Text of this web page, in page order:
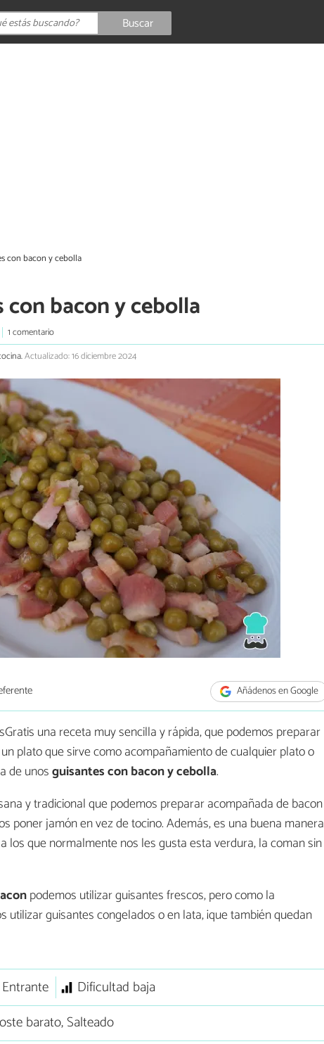
Buscar
con bacon y cebolla
con bacon y cebolla
1 comentario
Actualizado: 16 diciembre 2024
Añádenos en Google
una receta muy sencilla y rápida, que podemos preparar
plato que sirve como acompañamiento de cualquier plato o
de unosguisantes con bacon y cebolla.
y tradicional que podemos preparar acompañada de bacon
poner jamón en vez de tocino. Además, es una buena manera
los que normalmente nos les gusta esta verdura, la coman sin
podemos utilizar guisantes frescos, pero como la
guisantes congelados o en lata, ¡que también quedan
Entrante
Dificultad baja
barato, Salteado